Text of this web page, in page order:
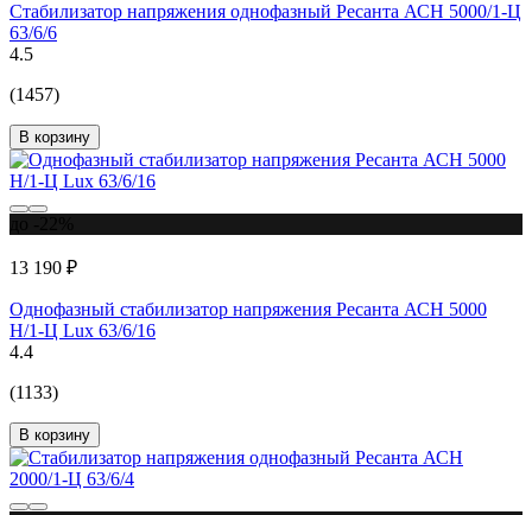
Стабилизатор напряжения однофазный Ресанта АСН 5000/1-Ц
63/6/6
4.5
(1457)
В корзину
13 190 ₽
Однофазный стабилизатор напряжения Ресанта АСН 5000
Н/1-Ц Lux 63/6/16
4.4
(1133)
В корзину